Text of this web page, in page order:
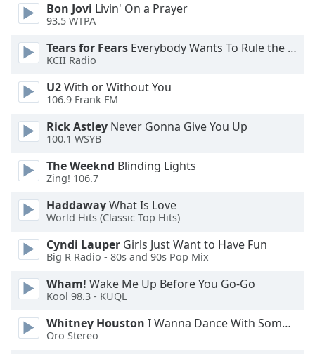
Area
Background
Color
Opacity
Font
Size
Text
Style
Family
Bon Jovi Livin' On a Prayer
93.5 WTPA
Tears for Fears Everybody Wants To Rule the World
KCII Radio
U2With or Without You
106.9 Frank FM
Rick Astley Never Gonna Give You Up
100.1 WSYB
The Weeknd Blinding Lights
Zing! 106.7
HaddawayWhat Is Love
World Hits (Classic Top Hits)
Cyndi Lauper Girls Just Want to Have Fun
Big R Radio - 80s and 90s Pop Mix
Wham! Wake Me Up Before You Go-Go
Kool 98.3 - KUQL
Whitney Houston I Wanna Dance With Somebody
Oro Stereo